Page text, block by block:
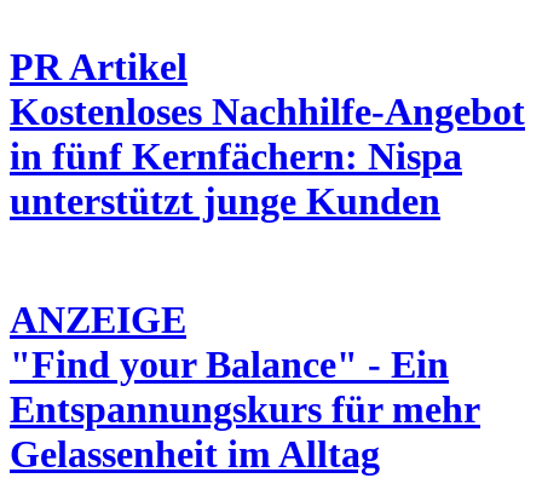
PR Artikel
Kostenloses Nachhilfe-Angebot
in fünf Kernfächern: Nispa
unterstützt junge Kunden
ANZEIGE
"Find your Balance" - Ein
Entspannungskurs für mehr
Gelassenheit im Alltag